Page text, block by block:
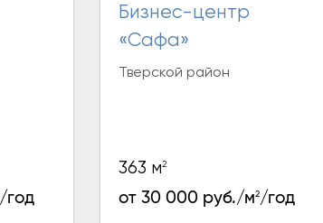
/год
Бизнес-центр
«Сафа»
Тверской район
363 м2
от 30 000 руб./м2/год